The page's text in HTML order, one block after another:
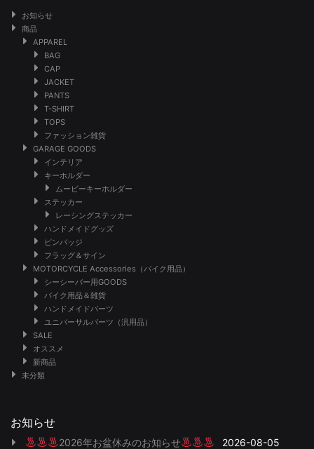
お知らせ
商品
APPAREL
BAG
CAP
JACKET
PANTS
T-SHIRT
TOPS
ファッション雑貨
GARAGE GOODS
インテリア
キーホルダー
ムービーキーホルダー
ステッカー
レーシングステッカー
ハンドメイドグッズ
ピンバッジ
フラッグ＆サイン
MOTORCYCLE Accessories（バイク用品）
シーシーバー用GOODS
バイク用品＆雑貨
ハンドメイドパーツ
ユニバーサルパーツ（汎用品）
SALE
オススメ
新商品
未分類
お知らせ
2026年お盆休みのお知らせ
2026-08-05